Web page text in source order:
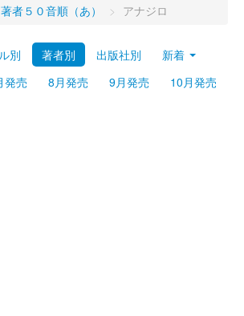
者５０音順（あ） > アナジロ
別 著者別 出版社別
新着
発売 8月発売 9月発売 10月発売